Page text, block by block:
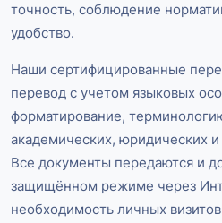
точность, соблюдение
удобство.
Наши сертифицированные
перевод с учетом языковых
форматирование,
академических, юридических
Все документы передаются и
защищённом режиме через
необходимость личных